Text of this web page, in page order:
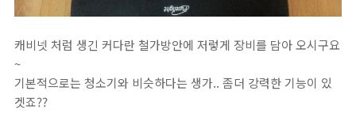
캐비넷 처럼 생긴 커다란 철가방안에 저렇게 장비를 담아 오시구요
~
기본적으로는 청소기와 비슷하다는 생가.. 좀더 강력한 기능이 있
겟죠??